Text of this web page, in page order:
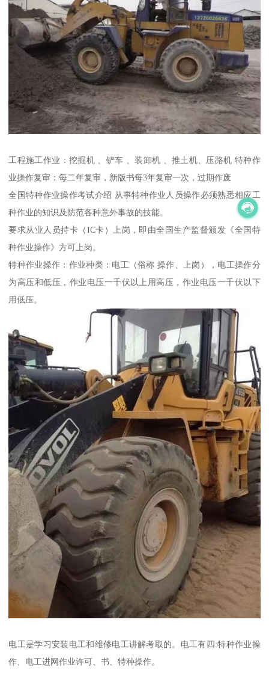
工程施工作业：挖掘机 、铲车 、装卸机 、推土机、压路机 特种作
业操作复审：每二年复审，新版书每3年复审一次，过期作废
全国特种作业操作考试介绍 从事特种作业人员操作必须熟悉相应工
种作业的知识及防范各种意外事故的技能。
要求从业人员持卡（IC卡）上岗，即由全国生产监督颁发《全国特
种作业操作》方可上岗。
特种作业操作：作业种类：电工（俗称 操作、上岗），电工操作分
为高压和低压，作业电压一千伏以上用高压，作业电压一千伏以下
用低压。
电工是学习安装电工和维修电工讲解考取的。电工有四:特种作业操
作、电工进网作业许可、书、特种操作。